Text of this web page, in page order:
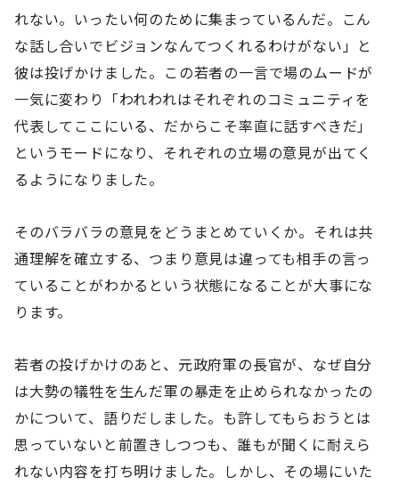
れない。いったい何のために集まっているんだ。こん
な話し合いでビジョンなんてつくれるわけがない」と
彼は投げかけました。この若者の一言で場のムードが
一気に変わり「われわれはそれぞれのコミュニティを
代表してここにいる、だからこそ率直に話すべきだ」
というモードになり、それぞれの立場の意見が出てく
るようになりました。
そのバラバラの意見をどうまとめていくか。それは共
通理解を確立する、つまり意見は違っても相手の言っ
ていることがわかるという状態になることが大事にな
ります。
若者の投げかけのあと、元政府軍の長官が、なぜ自分
は大勢の犠牲を生んだ軍の暴走を止められなかったの
かについて、語りだしました。も許してもらおうとは
思っていないと前置きしつつも、誰もが聞くに耐えら
れない内容を打ち明けました。しかし、その場にいた